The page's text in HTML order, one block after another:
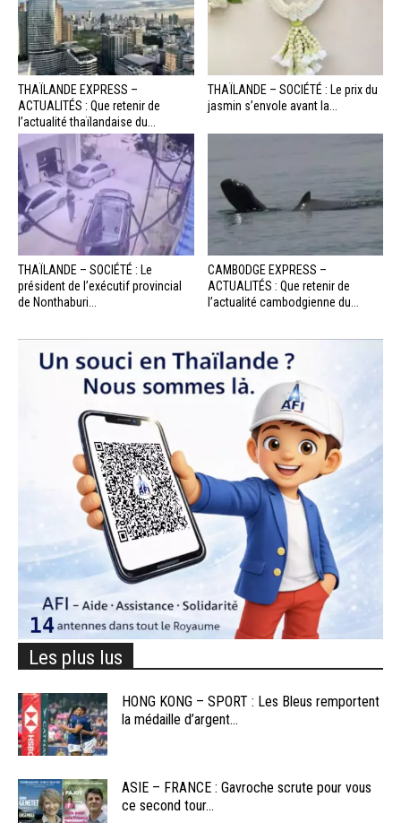
THAÏLANDE EXPRESS –
ACTUALITÉS : Que retenir de
l’actualité thaïlandaise du...
THAÏLANDE – SOCIÉTÉ : Le prix du
jasmin s’envole avant la...
THAÏLANDE – SOCIÉTÉ : Le
président de l’exécutif provincial
de Nonthaburi...
CAMBODGE EXPRESS –
ACTUALITÉS : Que retenir de
l’actualité cambodgienne du...
Les plus lus
HONG KONG – SPORT : Les Bleus remportent
la médaille d’argent...
ASIE – FRANCE : Gavroche scrute pour vous
ce second tour...